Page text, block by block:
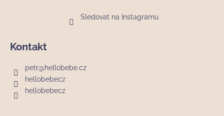
Sledovat na Instagramu
Kontakt
petr@hellobebe.cz
hellobebecz
hellobebecz